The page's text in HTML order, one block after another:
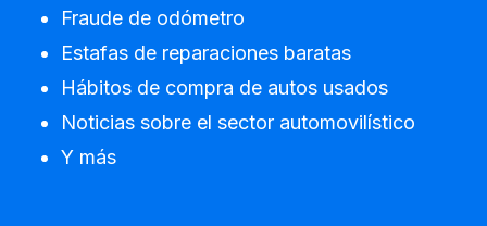
Fraude de odómetro
Estafas de reparaciones baratas
Hábitos de compra de autos usados
Noticias sobre el sector automovilístico
Y más